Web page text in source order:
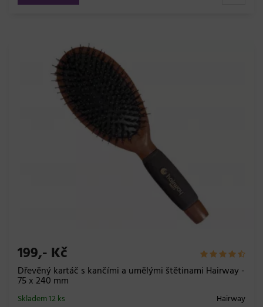
199,- Kč
Dřevěný kartáč s kančími a umělými štětinami Hairway -
75 x 240 mm
Hairway
Skladem 12 ks